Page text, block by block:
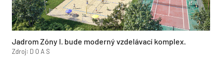
Jadrom Zóny I. bude moderný vzdelávací komplex.
Zdroj: D O A S